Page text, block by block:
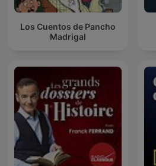
Los Cuentos de Pancho
Madrigal